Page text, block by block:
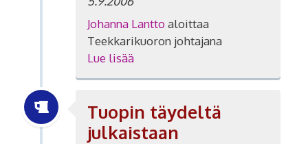
Johanna Lanttoaloittaa
Teekkarikuoron johtajana
Lue lisää
Tuopin täydeltä
julkaistaan